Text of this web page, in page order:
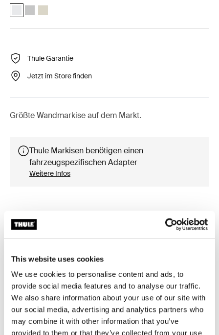
This website uses cookies
We use cookies to personalise content and ads, to
provide social media features and to analyse our traffic.
We also share information about your use of our site with
our social media, advertising and analytics partners who
may combine it with other information that you’ve
provided to them or that they’ve collected from your use
Thule Omnistor 8000 (4.50x2.75) Weiß (selected)
Thule Omnistor 8000 (4.50x2.75) Eloxiert
Thule Omnistor 8000 (4.50x2.75) Creme
Thule Garantie
Jetzt im Store finden
Größte Wandmarkise auf dem Markt.
Thule Markisen benötigen einen
fahrzeugspezifischen Adapter
Weitere Infos
Zubehör für Thule Omnistor 8000
Online verfügbar Neu